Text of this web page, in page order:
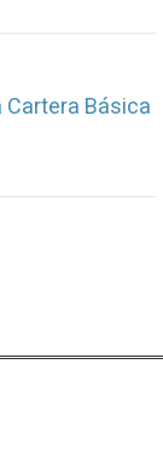
Básica